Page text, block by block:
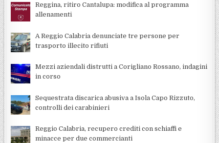
Reggina, ritiro Cantalupa: modifica al programma
allenamenti
A Reggio Calabria denunciate tre persone per
trasporto illecito rifiuti
Mezzi aziendali distrutti a Corigliano Rossano, indagini
in corso
Sequestrata discarica abusiva a Isola Capo Rizzuto,
controlli dei carabinieri
Reggio Calabria, recupero crediti con schiaffi e
minacce per due commercianti